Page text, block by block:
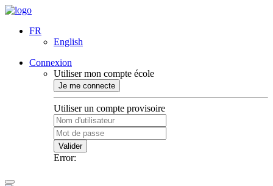
FR
English
Connexion
Utiliser mon compte école
Je me connecte
Utiliser un compte provisoire
Valider
Error: